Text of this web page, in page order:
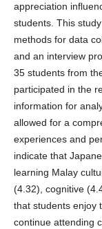
appreciation
students. This
methods for data
and an interview
35 students from
participated in the
information for
allowed for a
experiences and
indicate that
learning Malay
(4.32), cognitive
that students enjoy
continue attending